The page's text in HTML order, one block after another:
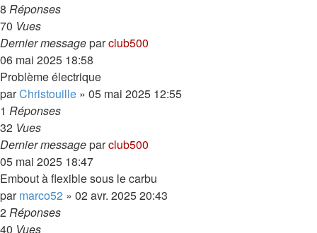
8 Réponses
70 Vues
Dernier messageparclub500
06 mai 2025 18:58
Problème électrique
parChristouille » 05 mai 2025 12:55
1 Réponses
32 Vues
Dernier messageparclub500
05 mai 2025 18:47
Embout à flexible sous le carbu
parmarco52 » 02 avr. 2025 20:43
2Réponses
40 Vues